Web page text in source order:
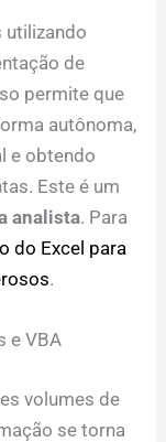
utilizando
de
permite que
autônoma,
e obtendo
Este é um
analista. Para
do Excel para
.
e VBA
volumes de
se torna